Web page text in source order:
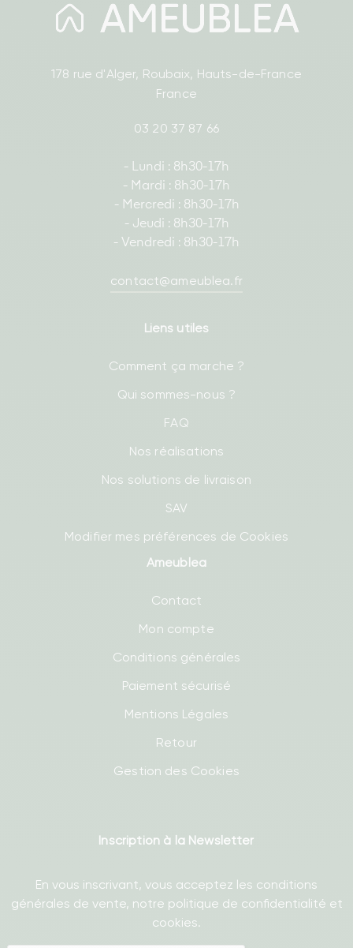
178 rue d'Alger, Roubaix, Hauts-de-France
France
03 20 37 87 66
- Lundi : 8h30-17h
- Mardi : 8h30-17h
- Mercredi : 8h30-17h
- Jeudi : 8h30-17h
- Vendredi : 8h30-17h
contact@ameublea.fr
Liens utiles
Comment ça marche ?
Qui sommes-nous ?
FAQ
Nos réalisations
Nos solutions de livraison
SAV
Modifier mes préférences de Cookies
Ameublea
Contact
Mon compte
Conditions générales
Paiement sécurisé
Mentions Légales
Retour
Gestion des Cookies
Inscription à la Newsletter
En vous inscrivant, vous acceptez les conditions
générales de vente, notre politique de confidentialité et
cookies.